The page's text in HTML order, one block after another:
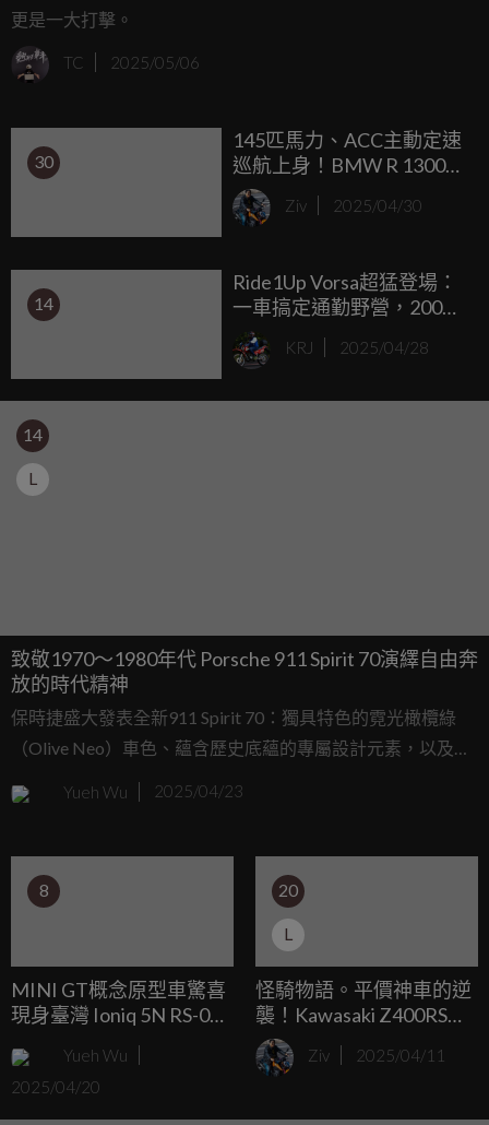
更是一大打擊。
TC 2025/05/06
30
145匹馬力、ACC主動定速
巡航上身！BMW R 1300
RS 全新進化，動力與舒適
兼備
Ziv 2025/04/30
14
Ride1Up Vorsa超猛登場：
一車搞定通勤野營，200公
斤載重還能跑96公里！
KRJ 2025/04/28
14
L
致敬1970～1980年代 Porsche 911 Spirit 70演繹自由奔
放的時代精神
保時捷盛大發表全新911 Spirit 70：獨具特色的霓光橄欖綠
（Olive Neo）車色、蘊含歷史底蘊的專屬設計元素，以及令
人回味無窮的Pasha圖案。這款限量1,500部的敞篷跑車，淋
漓盡致地展現1970年代和1980年代初期的時代精髓。
Yueh Wu 2025/04/23
8
MINI GT概念原型車驚喜
現身臺灣 Ioniq 5N RS-01T
MINI GT Concept超視覺
張力降臨SGT6
Yueh Wu
2025/04/20
20
L
怪騎物語。平價神車的逆
襲！Kawasaki Z400RS如
何用1,000美元顛覆美國
市場？Ziv 2025/04/11